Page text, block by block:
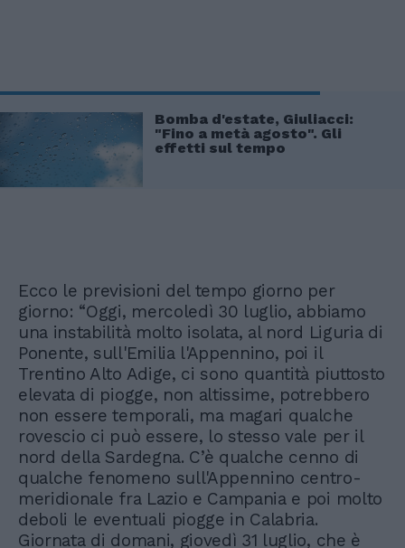
Bomba d'estate, Giuliacci:
"Fino a metà agosto". Gli
effetti sul tempo
Ecco le previsioni del tempo giorno per
giorno: “Oggi, mercoledì 30 luglio, abbiamo
una instabilità molto isolata, al nord Liguria di
Ponente, sull'Emilia l'Appennino, poi il
Trentino Alto Adige, ci sono quantità piuttosto
elevata di piogge, non altissime, potrebbero
non essere temporali, ma magari qualche
rovescio ci può essere, lo stesso vale per il
nord della Sardegna. C’è qualche cenno di
qualche fenomeno sull'Appennino centro-
meridionale fra Lazio e Campania e poi molto
deboli le eventuali piogge in Calabria.
Giornata di domani, giovedì 31 luglio, che è